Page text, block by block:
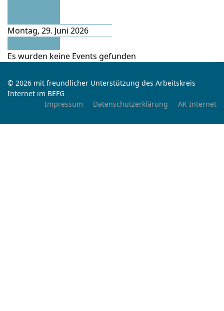
Montag, 29. Juni 2026
Es wurden keine Events gefunden
© 2026 mit freundlicher Unterstützung des Arbeitskreis
Internet im BEFG
Impressum
Datenschutzerklärung AK Internet